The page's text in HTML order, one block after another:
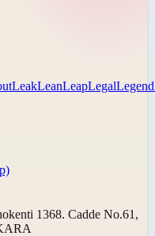
LeakLeanLeapLegalLegend
1368. Cadde No.61,